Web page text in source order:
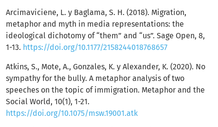
Arcimaviciene, L. y Baglama, S. H. (2018). Migration,
metaphor and myth in media representations: the
ideological dichotomy of “them” and “us”. Sage Open, 8,
1-13. https://doi.org/10.1177/2158244018768657
Atkins, S., Mote, A., Gonzales, K. y Alexander, K. (2020). No
sympathy for the bully. A metaphor analysis of two
speeches on the topic of immigration. Metaphor and the
Social World, 10(1), 1-21.
https://doi.org/10.1075/msw.19001.atk